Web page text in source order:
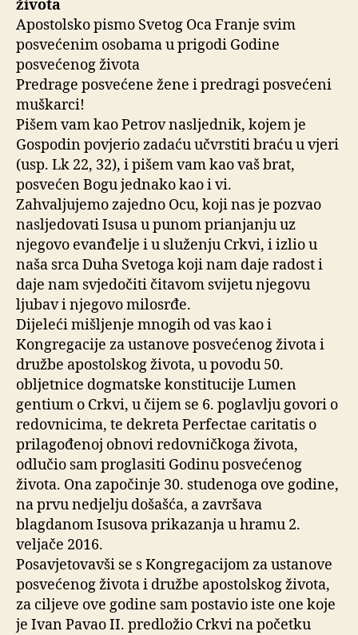
života
Apostolsko pismo Svetog Oca Franje svim
posvećenim osobama u prigodi Godine
posvećenog života
Predrage posvećene žene i predragi posvećeni
muškarci!
Pišem vam kao Petrov nasljednik, kojem je
Gospodin povjerio zadaću učvrstiti braću u vjeri
(usp. Lk 22, 32), i pišem vam kao vaš brat,
posvećen Bogu jednako kao i vi.
Zahvaljujemo zajedno Ocu, koji nas je pozvao
nasljedovati Isusa u punom prianjanju uz
njegovo evanđelje i u služenju Crkvi, i izlio u
naša srca Duha Svetoga koji nam daje radost i
daje nam svjedočiti čitavom svijetu njegovu
ljubav i njegovo milosrđe.
Dijeleći mišljenje mnogih od vas kao i
Kongregacije za ustanove posvećenog života i
družbe apostolskog života, u povodu 50.
obljetnice dogmatske konstitucije Lumen
gentium o Crkvi, u čijem se 6. poglavlju govori o
redovnicima, te dekreta Perfectae caritatis o
prilagođenoj obnovi redovničkoga života,
odlučio sam proglasiti Godinu posvećenog
života. Ona započinje 30. studenoga ove godine,
na prvu nedjelju došašća, a završava
blagdanom Isusova prikazanja u hramu 2.
veljače 2016.
Posavjetovavši se s Kongregacijom za ustanove
posvećenog života i družbe apostolskog života,
za ciljeve ove godine sam postavio iste one koje
je Ivan Pavao II. predložio Crkvi na početku